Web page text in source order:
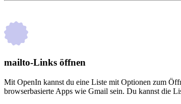
mailto-Links öffnen
Mit OpenIn kannst du eine Liste mit Optionen zum
browserbasierte Apps wie Gmail sein. Du kannst die